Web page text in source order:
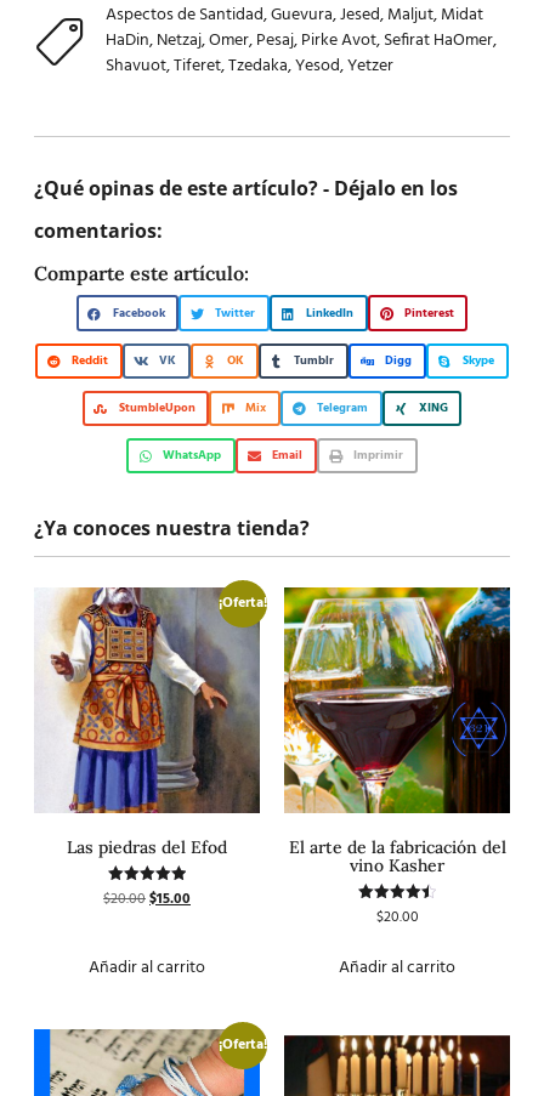
Aspectos de Santidad,Guevura,Jesed,Maljut,Midat
HaDin,Netzaj,Omer,Pesaj,Pirke Avot,Sefirat HaOmer,
Shavuot,Tiferet,Tzedaka,Yesod,Yetzer
¿Qué opinas de este artículo? - Déjalo en los
comentarios:
Comparte este artículo:
Facebook Twitter LinkedIn Pinterest
Reddit VK OK Tumblr Digg Skype
StumbleUpon Mix Telegram XING
WhatsApp Email Imprimir
¿Ya conoces nuestra tienda?
¡Oferta!
Las piedras del Efod
Valorado
con
$20.00$15.00
Añadir al carrito
El arte de la fabricación del
vino Kasher
Valorado
de 5
$20.00
Añadir al carrito
¡Oferta!